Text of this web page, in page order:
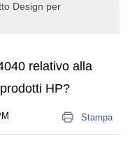
Design per
relativo alla
HP?
Stampa